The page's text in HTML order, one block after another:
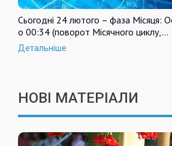
Сьогодні 24 лютого – фаза Місяця:
о 00:34 (поворот Місячного циклу,…
Детальніше
НОВІ МАТЕРІАЛИ